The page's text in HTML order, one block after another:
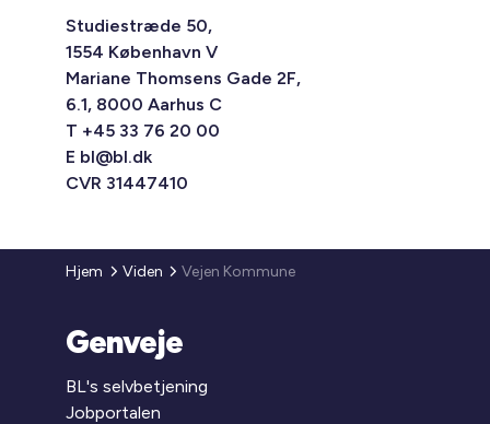
Studiestræde 50,
1554 København V
Mariane Thomsens Gade 2F,
6.1, 8000 Aarhus C
T +45 33 76 20 00
E bl@bl.dk
CVR 31447410
Hjem Viden Vejen Kommune
Genveje
BL's selvbetjening
Jobportalen